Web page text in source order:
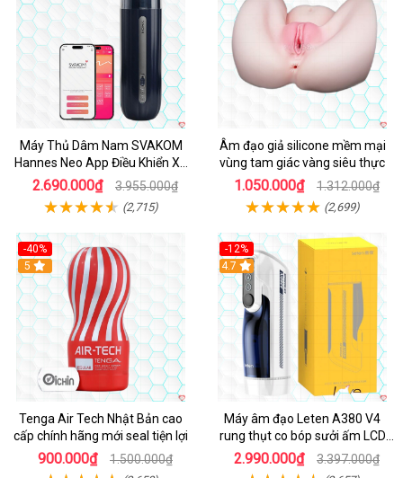
Máy Thủ Dâm Nam SVAKOM
Hannes Neo App Điều Khiển Xa
Cao Cấp
2.690.000₫ 3.955.000₫
(2,715)
Âm đạo giả silicone mềm mại
vùng tam giác vàng siêu thực
1.050.000₫ 1.312.000₫
(2,699)
-40%
Hot
5
Tenga Air Tech Nhật Bản cao
cấp chính hãng mới seal tiện lợi
900.000₫ 1.500.000₫
-12%
Hot
4.7
Máy âm đạo Leten A380 V4
rung thụt co bóp sưởi ấm LCD
đẹp
2.990.000₫ 3.397.000₫